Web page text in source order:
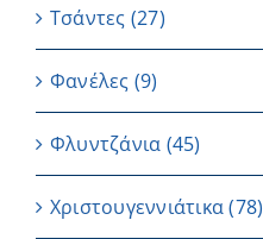
Τσάντες (27)
Φανέλες (9)
Φλυντζάνια (45)
Χριστουγεννιάτικα(78)